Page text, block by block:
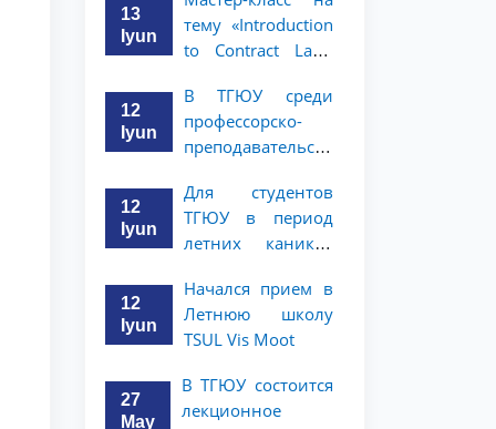
граждан в
бакалавриат и
магистратуру
13
Iyun
тему «Introduction
to Contract Law»
Кристофер Сайкс
12
Iyun
В ТГЮУ среди
профессорско-
преподавательского
сотрудников
будет
организован
китобхон»
12
Iyun
Для студентов
ТГЮУ в период
летних каникул
пропаганды
«Молодежь —
юристы»
12
Iyun
Начался прием в
Летнюю школу
TSUL Vis Moot
27
May
В ТГЮУ состоится
лекционное
Здравствуйте! Добро пожаловать в